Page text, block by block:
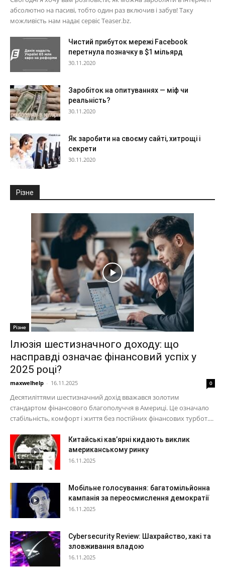
абсолютно на пасиві, тобто один раз включив і забув! Таку
можливість нам надає сервіс Teaser.bz.
Чистий прибуток мережі Facebook
перетнула позначку в $1 мільярд
30.11.2020
Заробіток на опитуваннях — міф чи
реальність?
30.11.2020
Як заробити на своєму сайті, хитрощі і
секрети
30.11.2020
Різне
Різне
Ілюзія шестизначного доходу: що
насправді означає фінансовий успіх у
2025 році?
maxwelhelp - 16.11.2025 0
Десятиліттями шестизначний дохід вважався золотим
стандартом фінансового благополуччя в Америці. Це означало
стабільність, комфорт і життя без постійних фінансових турбот....
Китайські кав’ярні кидають виклик
американському ринку
16.11.2025
Мобільне голосування: багатомільйонна
кампанія за переосмислення демократії
16.11.2025
Cybersecurity Review: Шахрайство, хакі та
зловживання владою
16.11.2025